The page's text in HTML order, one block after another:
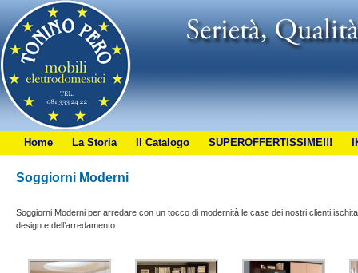
Home La Storia Il Catalogo SUPEROFFERTISSIME!!!
Soggiorni Moderni
Soggiorni Moderni per arredare con un tocco di modernità le case dei nostri clienti
design e dell’arredamento.